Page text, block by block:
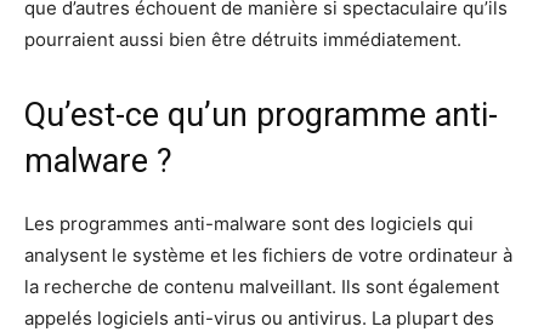
que d’autres échouent de manière si spectaculaire qu’ils
pourraient aussi bien être détruits immédiatement.
Qu’est-ce qu’un programme anti-
malware ?
Les programmes anti-malware sont des logiciels qui
analysent le système et les fichiers de votre ordinateur à
la recherche de contenu malveillant. Ils sont également
appelés logiciels anti-virus ou antivirus. La plupart des